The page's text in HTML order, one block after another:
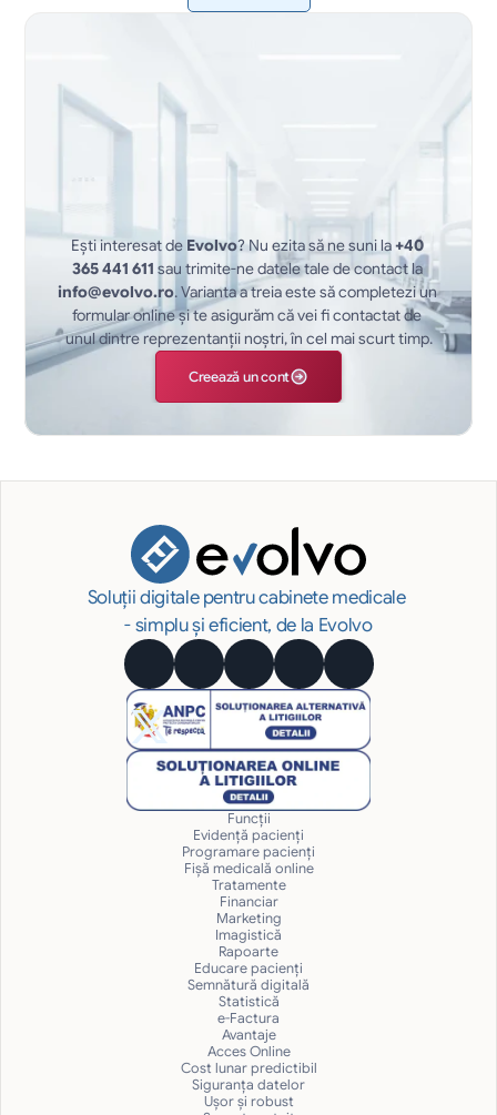
Ești interesat de Evolvo? Nu ezita să ne suni la +40
365 441 611
sau trimite-ne datele tale de contact la
info@evolvo.ro. Varianta a treia este să completezi un
formular online și te asigurăm că vei fi contactat de
unul dintre reprezentanții noștri, în cel mai scurt timp.
Creează un cont
Soluții digitale pentru cabinete medicale
- simplu și eficient, de la Evolvo
Funcții
Evidență pacienți
Programare pacienți
Fișă medicală online
Tratamente
Financiar
Marketing
Imagistică
Rapoarte
Educare pacienți
Semnătură digitală
Statistică
e-Factura
Avantaje
Acces Online
Cost lunar predictibil
Siguranţa datelor
Uşor și robust